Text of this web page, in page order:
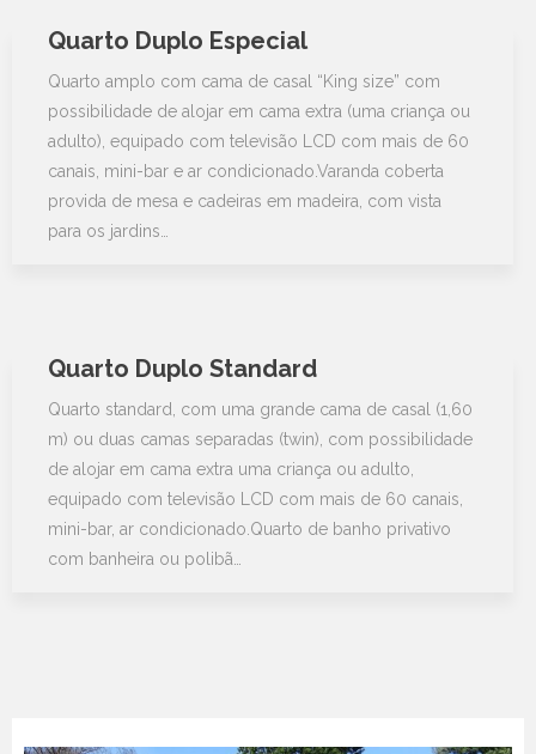
Quarto Duplo Especial
Quarto amplo com cama de casal “King size” com
possibilidade de alojar em cama extra (uma criança ou
adulto), equipado com televisão LCD com mais de 60
canais, mini-bar e ar condicionado.Varanda coberta
provida de mesa e cadeiras em madeira, com vista
para os jardins…
Quarto Duplo Standard
Quarto standard, com uma grande cama de casal (1,60
m) ou duas camas separadas (twin), com possibilidade
de alojar em cama extra uma criança ou adulto,
equipado com televisão LCD com mais de 60 canais,
mini-bar, ar condicionado.Quarto de banho privativo
com banheira ou polibã…